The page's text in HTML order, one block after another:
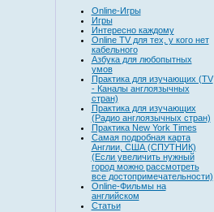
Online-Игры
Игры
Интересно каждому
Online TV для тех, у кого нет
кабельного
Азбука для любопытных
умов
Практика для изучающих (TV
- Каналы англоязычных
стран)
Практика для изучающих
(Радио англоязычных стран)
Практика New York Times
Самая подробная карта
Англии, США (СПУТНИК)
(Если увеличить нужный
город можно рассмотреть
все достопримечательности)
Online-Фильмы на
английском
Статьи